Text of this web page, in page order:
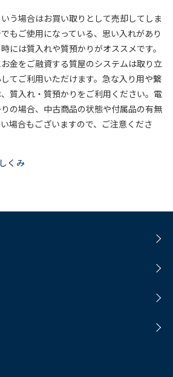
う場合はお買い取りとして売却してしま
もご使用になっている、思い入れがあり
には質入れや質預かりがオススメです。
金をご融資する質屋のシステムは取り立
てご利用いただけます。急な入り用や繋
質入れ・質預かりをご利用ください。電
の場合、中古商品の状態や付属品の有無
場合もございますので、ご注意くださ
くみ